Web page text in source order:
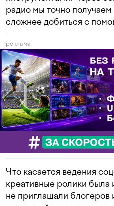
радио мы точно
сложнее добиться с
реклама
Что касается ведения
креативные ролики была
не приглашали блогеров